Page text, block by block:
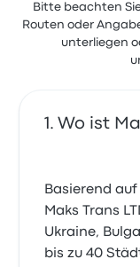
Bitte beachten
Routen oder
unterliegen
Wo ist
Basierend
Maks Trans
Ukraine,
bis zu 40